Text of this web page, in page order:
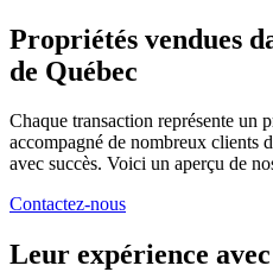
Propriétés vendues
de Québec
Chaque transaction représente un
accompagné de nombreux clients
avec succès. Voici un aperçu de
Contactez-nous
Leur expérience